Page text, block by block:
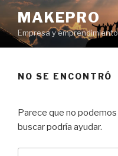
contenido
MAKEPRO
Empresa y
NO SE ENCONTRÓ
Parece que no
buscar podría ayudar.